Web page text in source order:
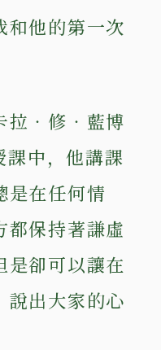
和他的第一次
拉‧修‧藍博
中，他講課
是在任何情
都保持著謙虛
是卻可以讓在
說出大家的心